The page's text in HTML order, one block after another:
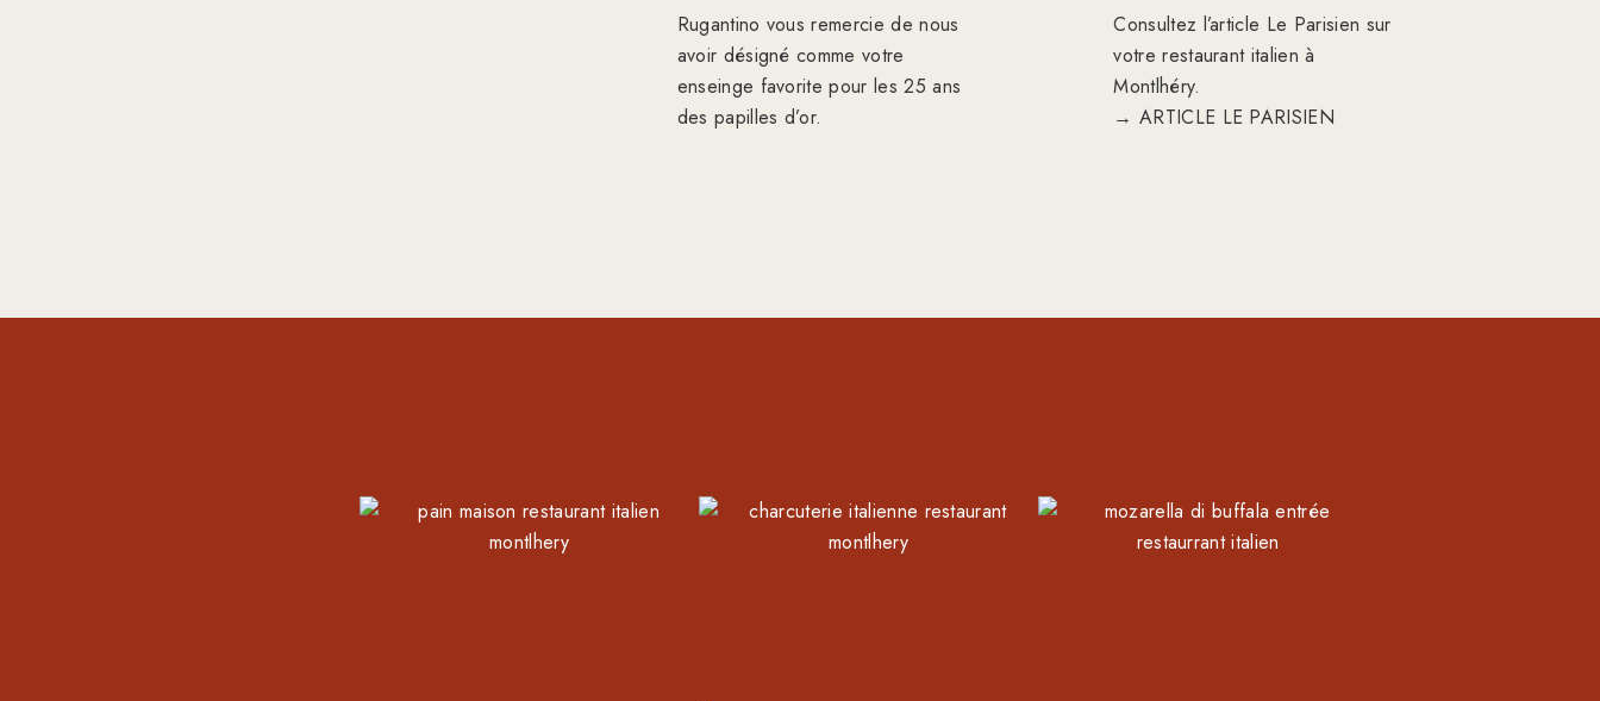
Rugantino vous remercie de nous
avoir désigné comme votre
enseinge favorite pour les 25 ans
des papilles d’or.
Consultez l’article Le Parisien sur
votre restaurant italien à
Montlhéry.
→ ARTICLE LE PARISIEN